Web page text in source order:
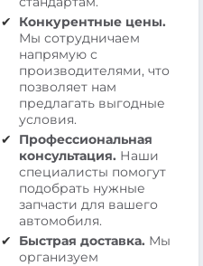
Конкурентные цены.
Мы сотрудничаем
напрямую с
производителями, что
позволяет нам
предлагать выгодные
условия.
Профессиональная
консультация. Наши
специалисты помогут
подобрать нужные
запчасти для вашего
автомобиля.
Быстрая доставка. Мы
организуем